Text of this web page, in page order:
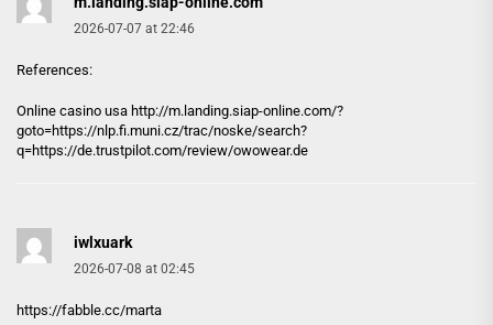
2026-07-07 at 22:46
References:
Online casino usa http://m.landing.siap-online.com/?
goto=https://nlp.fi.muni.cz/trac/noske/search?
q=https://de.trustpilot.com/review/owowear.de
iwlxuark
2026-07-08 at 02:45
https://fabble.cc/marta